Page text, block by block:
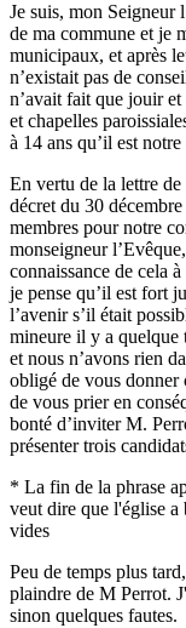
Je suis, mon Seigneur
de ma commune et je
municipaux, et après
n’existait pas de
n’avait fait que jouir
et chapelles
à 14 ans qu’il est notre
En vertu de la lettre
décret du 30
membres pour notre
monseigneur
connaissance de cela
je pense qu’il est fort
l’avenir s’il était
mineure il y a quelque
et nous n’avons rien
obligé de vous donner
de vous prier en
bonté d’inviter M.
présenter trois
* La fin de la phrase
veut dire que l'église a
vides
Peu de temps plus
plaindre de M Perrot.
sinon quelques fautes.